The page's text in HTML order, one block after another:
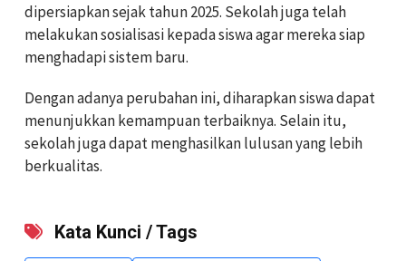
dipersiapkan sejak tahun 2025. Sekolah juga telah
melakukan sosialisasi kepada siswa agar mereka siap
menghadapi sistem baru.
Dengan adanya perubahan ini, diharapkan siswa dapat
menunjukkan kemampuan terbaiknya. Selain itu,
sekolah juga dapat menghasilkan lulusan yang lebih
berkualitas.
Kata Kunci / Tags